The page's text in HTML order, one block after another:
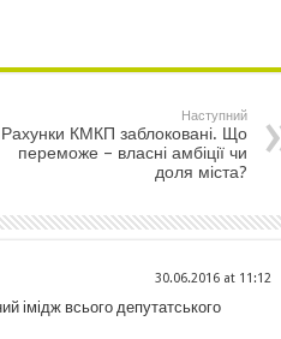
Наступний
Рахунки КМКП заблоковані. Що
переможе – власні амбіції чи
доля міста?
30.06.2016 at 11:12
імідж всього депутатського